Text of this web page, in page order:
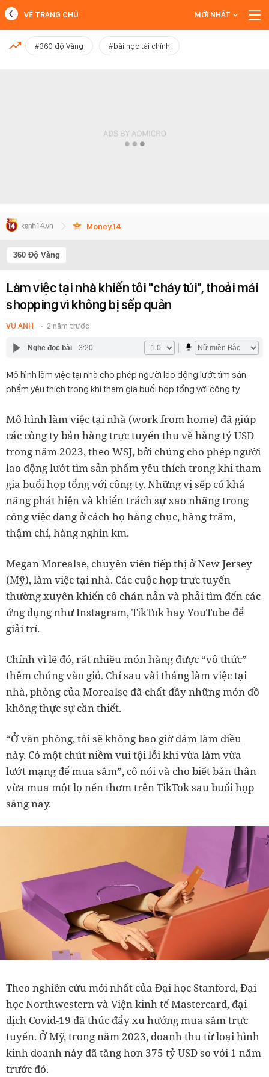
MỚI NHẤT
VỀ TRANG CHỦ MỚI NHẤT
#360 độ Vàng #bài học tài chính
Money.14
360 Độ Vàng
Làm việc tại nhà khiến tôi "cháy túi", thoải mái
shopping vì không bị sếp quản
VŨ ANH 2 năm trước
Nghe đọc bài 3:20
Mô hình làm việc tại nhà cho phép người lao động lướt tìm sản
phẩm yêu thích trong khi tham gia buổi họp tổng với công ty.
Mô hình làm việc tại nhà (work from home) đã giúp
các công ty bán hàng trực tuyến thu về hàng tỷ USD
trong năm 2023, theo WSJ, bởi chúng cho phép người
lao động lướt tìm sản phẩm yêu thích trong khi tham
gia buổi họp tổng với công ty. Những vị sếp có khả
năng phát hiện và khiển trách sự xao nhãng trong
công việc đang ở cách họ hàng chục, hàng trăm,
thậm chí, hàng nghìn km.
Megan Morealse, chuyên viên tiếp thị ở New Jersey
(Mỹ), làm việc tại nhà. Các cuộc họp trực tuyến
thường xuyên khiến cô chán nản và phải tìm đến các
ứng dụng như Instagram, TikTok hay YouTube để
giải trí.
Chính vì lẽ đó, rất nhiều món hàng được “vô thức”
thêm chúng vào giỏ. Chỉ sau vài tháng làm việc tại
nhà, phòng của Morealse đã chất đầy những món đồ
không thực sự cần thiết.
“Ở văn phòng, tôi sẽ không bao giờ dám làm điều
này. Có một chút niềm vui tội lỗi khi vừa làm vừa
lướt mạng để mua sắm”, cô nói và cho biết bản thân
vừa mua một lọ nến thơm trên TikTok sau buổi họp
sáng nay.
Theo nghiên cứu mới nhất của Đại học Stanford, Đại
học Northwestern và Viện kinh tế Mastercard, đại
dịch Covid-19 đã thúc đẩy xu hướng mua sắm trực
tuyến. Ở Mỹ, trong năm 2023, doanh thu từ loại hình
kinh doanh này đã tăng hơn 375 tỷ USD so với 1 năm
trước đó.